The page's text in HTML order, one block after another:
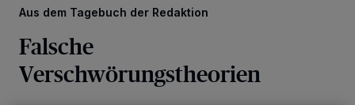
Aus dem Tagebuch der Redaktion
Falsche
Verschwörungstheorien